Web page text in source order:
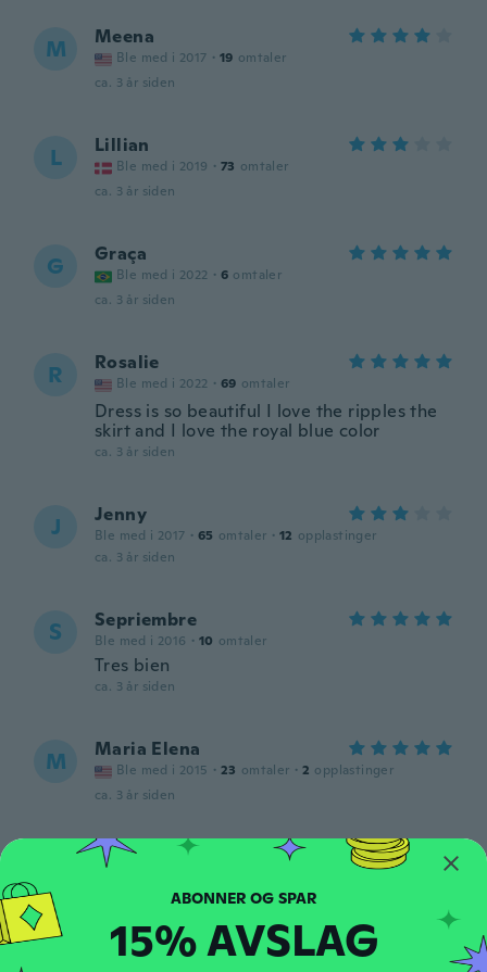
M Meena
Ble med i 2017 · 19 omtaler
ca. 3 år siden
L Lillian
Ble med i 2019 · 73 omtaler
ca. 3 år siden
G Graça
Ble med i 2022 · 6 omtaler
ca. 3 år siden
R Rosalie
Ble med i 2022 · 69 omtaler
Dress is so beautiful I love the ripples the
skirt and I love the royal blue color
ca. 3 år siden
J Jenny
Ble med i 2017 · 65 omtaler · 12 opplastinger
ca. 3 år siden
S Sepriembre
Ble med i 2016 · 10 omtaler
Tres bien
ca. 3 år siden
M Maria Elena
Ble med i 2015 · 23 omtaler · 2 opplastinger
ca. 3 år siden
gloria
ca. 3 år siden
15% AVSLAG